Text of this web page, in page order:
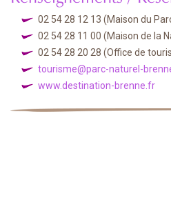
02 54 28 12 13 (Maison du
02 54 28 11 00 (Maison de la
02 54 28 20 28 (Office de
tourisme@parc-naturel-
www.destination-brenne.fr